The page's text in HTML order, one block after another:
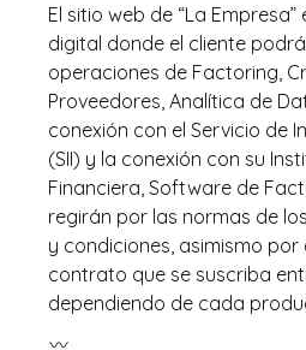
El sitio web de “La
digital donde el cliente
operaciones de Factoring,
Proveedores, Analítica de
conexión con el Servicio de
(SII) y la conexión con su
Financiera, Software de
regirán por las normas de
y condiciones, asimismo por
contrato que se suscriba
dependiendo de cada